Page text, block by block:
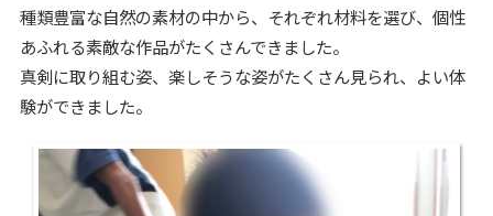
種類豊富な自然の素材の中から、それぞれ材料を選び、個性
あふれる素敵な作品がたくさんできました。
真剣に取り組む姿、楽しそうな姿がたくさん見られ、よい体
験ができました。